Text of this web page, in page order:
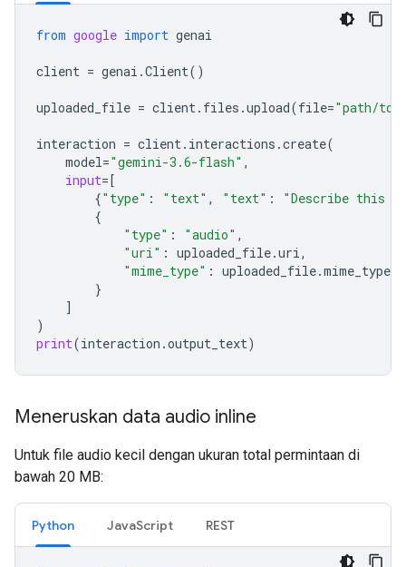
from google import genai
client = genai .Client()
uploaded_file = client . files .upload(file="path/to/
interaction = client . interactions .create(
model="gemini-3.6-flash" ,
input=[
{"type" : "text" , "text" :
"Describe this
{
"type" : "audio" ,
"uri" : uploaded_file.uri ,
"mime_type" : uploaded_file.mime_type
}
]
)
print(interaction .output_text)
Meneruskan data audio inline
Untuk file audio kecil dengan ukuran total permintaan di
bawah 20 MB:
Python JavaScript REST